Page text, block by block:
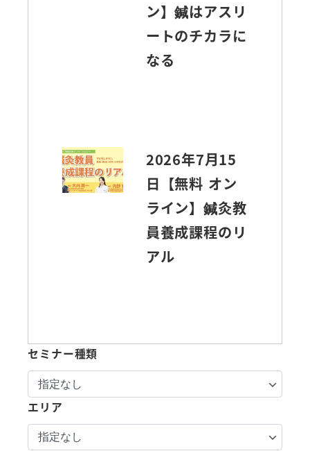
ン】鍼はアスリ
ートのチカラに
なる
2026年7月15
日【無料 オン
ライン】鍼灸教
員養成課程のリ
アル
セミナー種類
エリア